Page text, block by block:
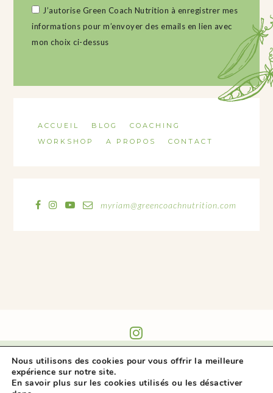
J’autorise Green Coach Nutrition à enregistrer mes
informations pour m’envoyer des emails en lien avec
mon choix ci-dessus
ACCUEIL BLOG
COACHING
WORKSHOP
A PROPOS CONTACT
myriam@greencoachnutrition.com
@GREEN_COACH_NUTRITION
Nous utilisons des cookies pour vous offrir la meilleure
expérience sur notre site.
En savoir plus sur les cookies utilisés ou les désactiver